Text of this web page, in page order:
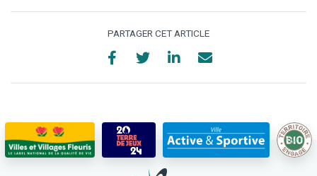
PARTAGER CET ARTICLE